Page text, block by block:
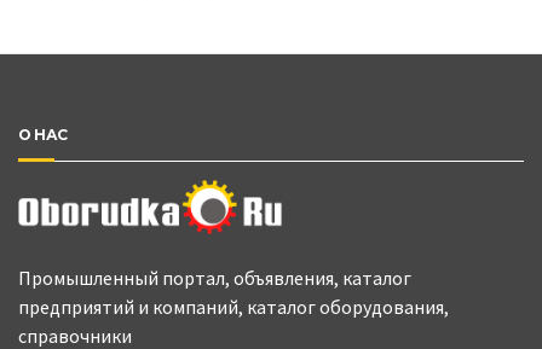
О НАС
Промышленный портал, объявления, каталог
предприятий и компаний, каталог оборудования,
справочники